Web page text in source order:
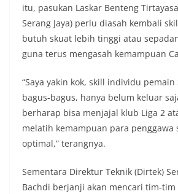
itu, pasukan Laskar Benteng
Serang Jaya) perlu diasah kembali
butuh skuat lebih tinggi atau
guna terus mengasah kemampuan
“Saya yakin kok, skill individu pemain
bagus-bagus, hanya belum keluar
berharap bisa menjajal klub Liga 2
melatih kemampuan para penggawa
optimal,” terangnya.
Sementara Direktur Teknik (Dirtek)
Bachdi berjanji akan mencari tim-tim